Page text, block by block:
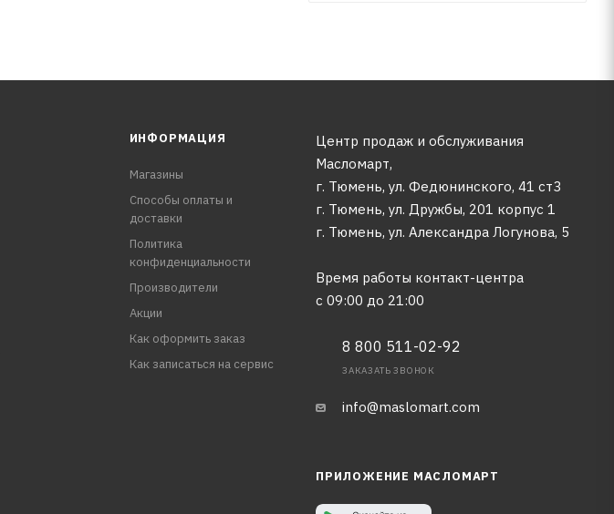
ИНФОРМАЦИЯ
Магазины
Способы оплаты и
доставки
Политика
конфиденциальности
Производители
Акции
Как оформить заказ
Как записаться на сервис
Центр продаж и обслуживания
Масломарт,
г. Тюмень, ул. Федюнинского, 41 ст3
г. Тюмень, ул. Дружбы, 201 корпус 1
г. Тюмень, ул. Александра Логунова, 5
Время работы контакт-центра
с 09:00 до 21:00
8 800 511-02-92
ЗАКАЗАТЬ ЗВОНОК
info@maslomart.com
ПРИЛОЖЕНИЕ МАСЛОМАРТ